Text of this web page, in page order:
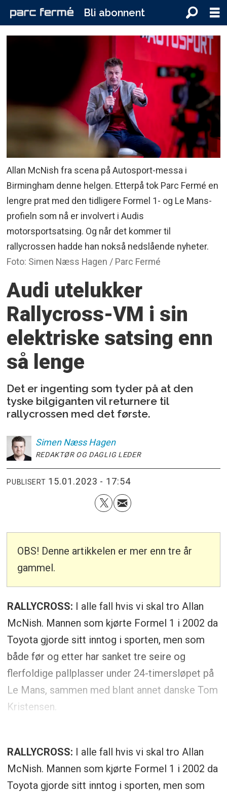
Bli abonnent
Allan McNish fra scena på Autosport-messa i
Birmingham denne helgen. Etterpå tok Parc Fermé en
lengre prat med den tidligere Formel 1- og Le Mans-
profieln som nå er involvert i Audis
motorsportsatsing. Og når det kommer til
rallycrossen hadde han nokså nedslående nyheter.
Foto: Simen Næss Hagen / Parc Fermé
Audi utelukker
Rallycross-VM i sin
elektriske satsing enn
så lenge
Det er ingenting som tyder på at den
tyske bilgiganten vil returnere til
rallycrossen med det første.
Simen Næss Hagen
REDAKTØR OG DAGLIG LEDER
PUBLISERT 15.01.2023 - 17:54
OBS! Denne artikkelen er mer enn tre år
gammel.
RALLYCROSS: I alle fall hvis vi skal tro Allan
McNish. Mannen som kjørte Formel 1 i 2002 da
Toyota gjorde sitt inntog i sporten, men som
både før og etter har sanket tre seire og
flerfoldige pallplasser under 24-timersløpet på
Le Mans, sammen med blant annet danske Tom
Kristensen.
RALLYCROSS: I alle fall hvis vi skal tro Allan
McNish. Mannen som kjørte Formel 1 i 2002 da
Toyota gjorde sitt inntog i sporten, men som